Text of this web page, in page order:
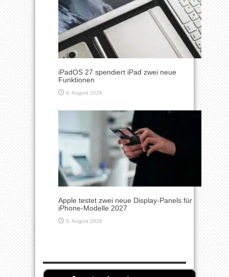
iPadOS 27 spendiert iPad zwei neue
Funktionen
6. August 2026
Apple testet zwei neue Display-Panels für
iPhone-Modelle 2027
5. August 2026